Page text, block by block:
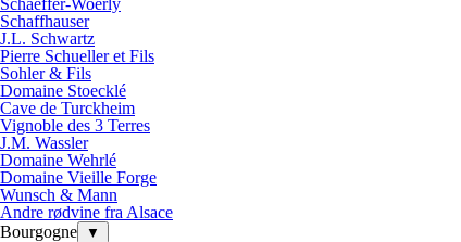
Schaeffer-Woerly
Schaffhauser
J.L. Schwartz
Pierre Schueller et Fils
Sohler & Fils
Domaine Stoecklé
Cave de Turckheim
Vignoble des 3 Terres
J.M. Wassler
Domaine Wehrlé
Domaine Vieille Forge
Wunsch & Mann
Andre rødvine fra Alsace
Bourgogne
▼